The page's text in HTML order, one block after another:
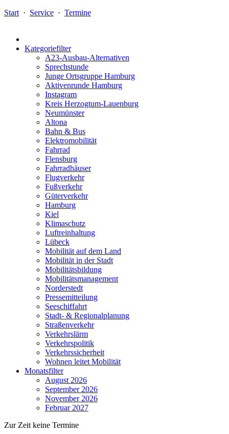
Start · Service · Termine
Kategoriefilter
A23-Ausbau-Alternativen
Sprechstunde
Junge Ortsgruppe Hamburg
Aktivenrunde Hamburg
Instagram
Kreis Herzogtum-Lauenburg
Neumünster
Altona
Bahn & Bus
Elektromobilität
Fahrrad
Flensburg
Fahrradhäuser
Flugverkehr
Fußverkehr
Güterverkehr
Hamburg
Kiel
Klimaschutz
Luftreinhaltung
Lübeck
Mobilität auf dem Land
Mobilität in der Stadt
Mobilitätsbildung
Mobilitätsmanagement
Norderstedt
Pressemitteilung
Seeschiffahrt
Stadt- & Regionalplanung
Straßenverkehr
Verkehrslärm
Verkehrspolitik
Verkehrssicherheit
Wohnen leitet Mobilität
Monatsfilter
August 2026
September 2026
November 2026
Februar 2027
Zur Zeit keine Termine